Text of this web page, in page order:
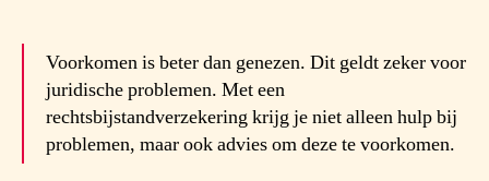
Voorkomen is beter dan genezen. Dit geldt zeker voor
juridische problemen. Met een
rechtsbijstandverzekering krijg je niet alleen hulp bij
problemen, maar ook advies om deze te voorkomen.